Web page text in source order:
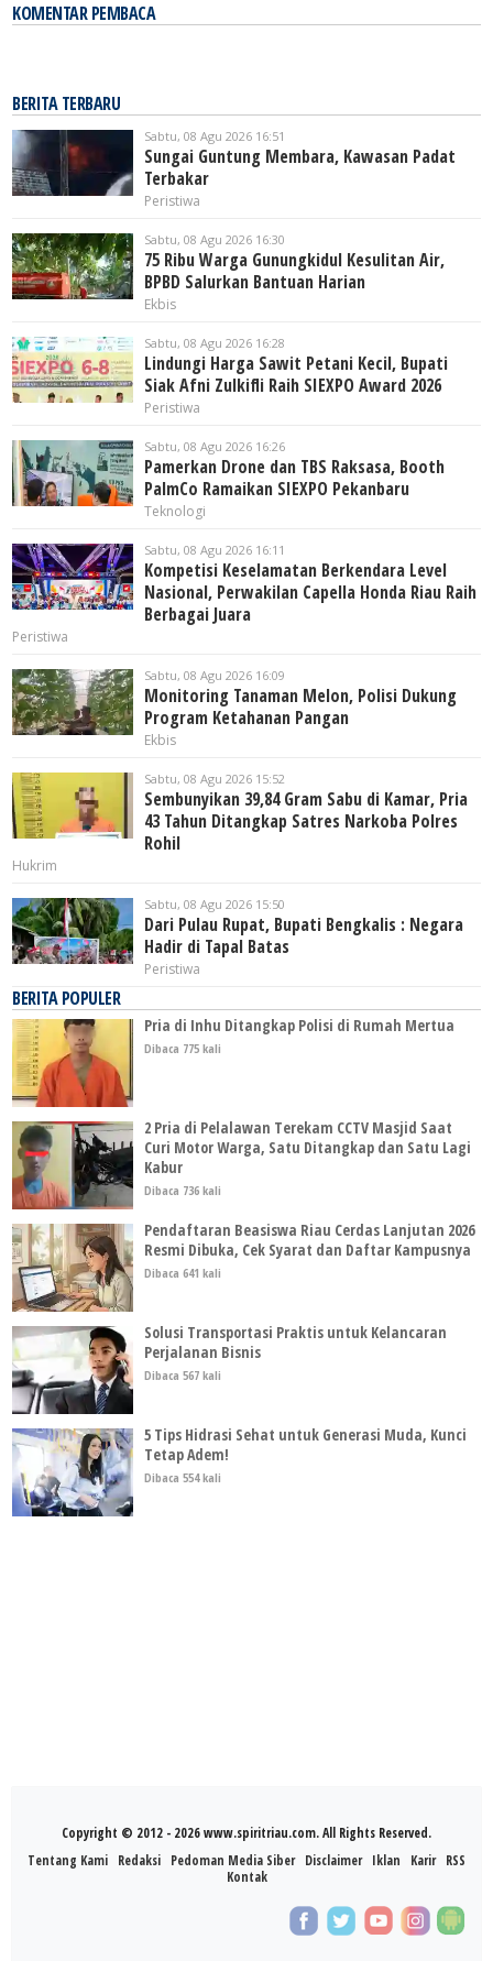
KOMENTAR PEMBACA
BERITA TERBARU
Sabtu, 08 Agu 2026 16:51
Sungai Guntung Membara, Kawasan Padat
Terbakar
Peristiwa
Sabtu, 08 Agu 2026 16:30
75 Ribu Warga Gunungkidul Kesulitan Air,
BPBD Salurkan Bantuan Harian
Ekbis
Sabtu, 08 Agu 2026 16:28
Lindungi Harga Sawit Petani Kecil, Bupati
Siak Afni Zulkifli Raih SIEXPO Award 2026
Peristiwa
Sabtu, 08 Agu 2026 16:26
Pamerkan Drone dan TBS Raksasa, Booth
PalmCo Ramaikan SIEXPO Pekanbaru
Teknologi
Sabtu, 08 Agu 2026 16:11
Kompetisi Keselamatan Berkendara Level
Nasional, Perwakilan Capella Honda Riau Raih
Berbagai Juara
Peristiwa
Sabtu, 08 Agu 2026 16:09
Monitoring Tanaman Melon, Polisi Dukung
Program Ketahanan Pangan
Ekbis
Sabtu, 08 Agu 2026 15:52
Sembunyikan 39,84 Gram Sabu di Kamar, Pria
43 Tahun Ditangkap Satres Narkoba Polres
Rohil
Hukrim
Sabtu, 08 Agu 2026 15:50
Dari Pulau Rupat, Bupati Bengkalis : Negara
Hadir di Tapal Batas
Peristiwa
BERITA POPULER
Pria di Inhu Ditangkap Polisi di Rumah Mertua
Dibaca 775 kali
2 Pria di Pelalawan Terekam CCTV Masjid Saat
Curi Motor Warga, Satu Ditangkap dan Satu Lagi
Kabur
Dibaca 736 kali
Pendaftaran Beasiswa Riau Cerdas Lanjutan 2026
Resmi Dibuka, Cek Syarat dan Daftar Kampusnya
Dibaca 641 kali
Solusi Transportasi Praktis untuk Kelancaran
Perjalanan Bisnis
Dibaca 567 kali
5 Tips Hidrasi Sehat untuk Generasi Muda, Kunci
Tetap Adem!
Dibaca 554 kali
Copyright © 2012 - 2026 www.spiritriau.com. All Rights Reserved.
Tentang Kami Redaksi Pedoman Media Siber Disclaimer Iklan Karir RSS
Kontak